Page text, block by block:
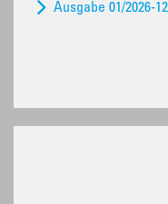
Ausgabe 01/2026-